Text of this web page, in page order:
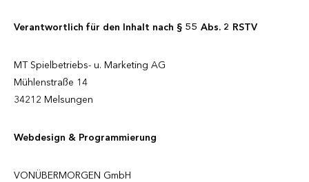
Verantwortlich für den Inhalt nach § 55 Abs. 2 RSTV
MT Spielbetriebs- u. Marketing AG
Mühlenstraße 14
34212 Melsungen
Webdesign & Programmierung
VONÜBERMORGEN GmbH